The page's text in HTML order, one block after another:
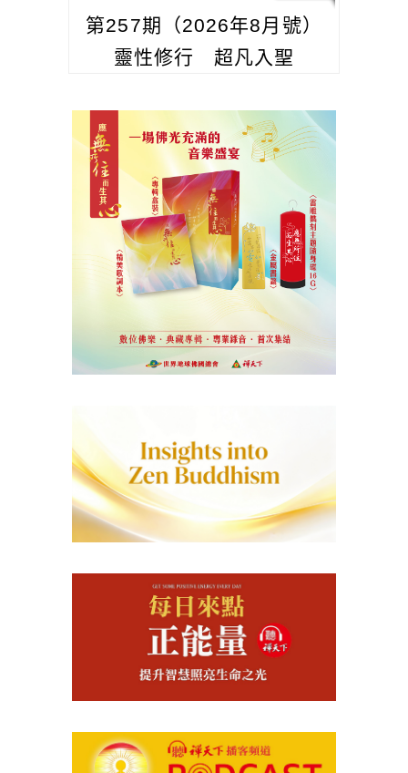
第257期（2026年8月號）
靈性修行 超凡入聖